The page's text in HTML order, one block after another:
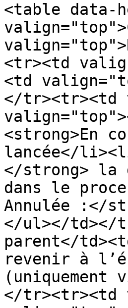
<table data-
<tr><td
<td
</tr><tr><td
<strong>En
lancée</
</strong> la
dans le
Annulée :</
</ul></td></
parent</
revenir à
(uniquement
</tr><tr><td